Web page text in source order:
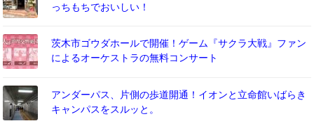
っちもちでおいしい！
茨木市ゴウダホールで開催！ゲーム『サクラ大戦』ファン
によるオーケストラの無料コンサート
アンダーパス、片側の歩道開通！イオンと立命館いばらき
キャンパスをスルッと。